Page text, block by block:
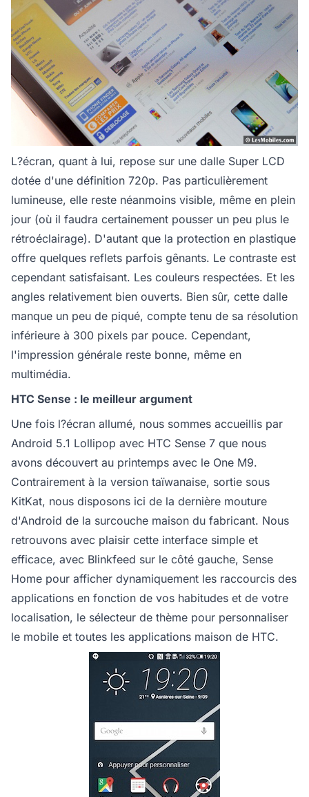
L?écran, quant à lui, repose sur une dalle Super LCD
dotée d'une définition 720p. Pas particulièrement
lumineuse, elle reste néanmoins visible, même en plein
jour (où il faudra certainement pousser un peu plus le
rétroéclairage). D'autant que la protection en plastique
offre quelques reflets parfois gênants. Le contraste est
cependant satisfaisant. Les couleurs respectées. Et les
angles relativement bien ouverts. Bien sûr, cette dalle
manque un peu de piqué, compte tenu de sa résolution
inférieure à 300 pixels par pouce. Cependant,
l'impression générale reste bonne, même en
multimédia.
HTC Sense : le meilleur argument
Une fois l?écran allumé, nous sommes accueillis par
Android 5.1 Lollipop avec HTC Sense 7 que nous
avons découvert au printemps avec le One M9.
Contrairement à la version taïwanaise, sortie sous
KitKat, nous disposons ici de la dernière mouture
d'Android de la surcouche maison du fabricant. Nous
retrouvons avec plaisir cette interface simple et
efficace, avec Blinkfeed sur le côté gauche, Sense
Home pour afficher dynamiquement les raccourcis des
applications en fonction de vos habitudes et de votre
localisation, le sélecteur de thème pour personnaliser
le mobile et toutes les applications maison de HTC.